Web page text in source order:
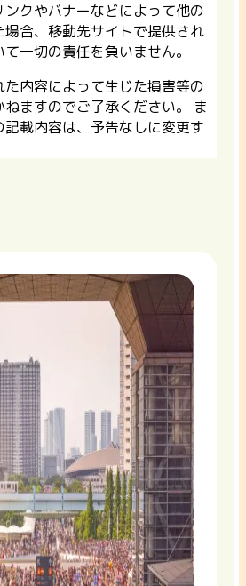
クやバナーなどによって他の
合、移動先サイトで提供され
一切の責任を負いません。
内容によって生じた損害等の
ますのでご了承ください。 ま
載内容は、予告なしに変更す